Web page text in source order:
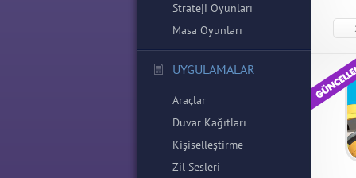
Strateji Oyunları
Masa Oyunları
UYGULAMALAR
Araçlar
Duvar Kağıtları
Kişiselleştirme
Zil Sesleri